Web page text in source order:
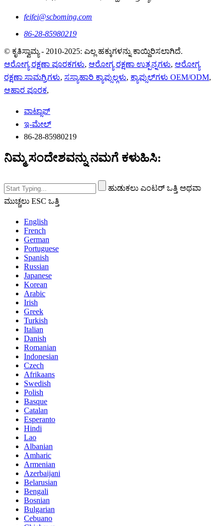
feifei@scboming.com
86-28-85980219
© ಕೃತಿಸ್ವಾಮ್ಯ - 2010-2025: ಎಲ್ಲ ಹಕ್ಕುಗಳನ್ನು ಕಾಯ್ದಿರಿಸಲಾಗಿದೆ.
ಆರೋಗ್ಯ ರಕ್ಷಣಾ ಪೂರಕಗಳು, ಆರೋಗ್ಯ ರಕ್ಷಣಾ ಉತ್ಪನ್ನಗಳು, ಆರೋಗ್ಯ
ರಕ್ಷಣಾ ಸಾಮಗ್ರಿಗಳು, ಸಸ್ಯಾಹಾರಿ ಕ್ಯಾಪ್ಸುಲ್ಗಳು, ಕ್ಯಾಪ್ಸುಲ್‌ಗಳು OEM/ODM,
ಆಹಾರ ಪೂರಕ,
ವಾಟ್ಸಾಪ್
ಇ-ಮೇಲ್
86-28-85980219
ನಿಮ್ಮ ಸಂದೇಶವನ್ನು ನಮಗೆ ಕಳುಹಿಸಿ:
ಹುಡುಕಲು ಎಂಟರ್ ಒತ್ತಿ ಅಥವಾ
ಮುಚ್ಚಲು ESC ಒತ್ತಿ
English
French
German
Portuguese
Spanish
Russian
Japanese
Korean
Arabic
Irish
Greek
Turkish
Italian
Danish
Romanian
Indonesian
Czech
Afrikaans
Swedish
Polish
Basque
Catalan
Esperanto
Hindi
Lao
Albanian
Amharic
Armenian
Azerbaijani
Belarusian
Bengali
Bosnian
Bulgarian
Cebuano